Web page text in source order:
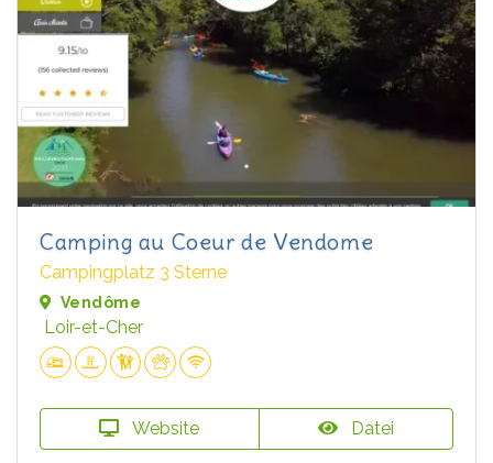
Camping au Coeur de Vendome
Campingplatz 3 Sterne
Vendôme
Loir-et-Cher
Website Datei